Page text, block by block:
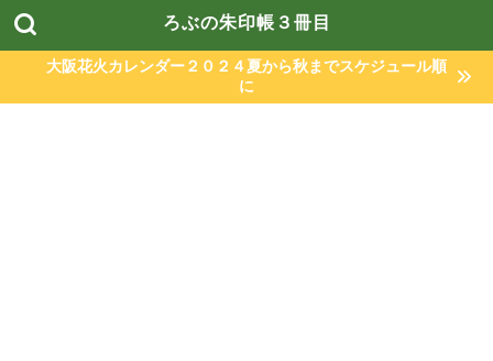
ろぶの朱印帳３冊目
大阪花火カレンダー２０２４夏から秋までスケジュール順
に